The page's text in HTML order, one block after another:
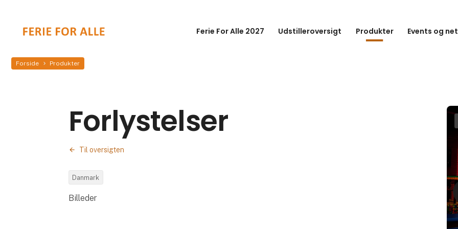
Ferie For Alle 2027 Udstilleroversigt Produkter Events og
Forside Produkter
Forlystelser
Til oversigten
Danmark
Billeder